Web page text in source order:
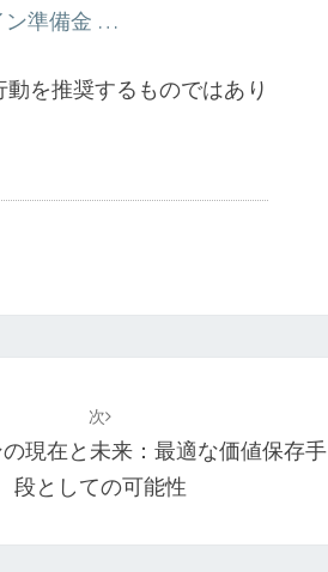
ン準備金 …
を推奨するものではあり
次
現在と未来：最適な価値保存手
段としての可能性